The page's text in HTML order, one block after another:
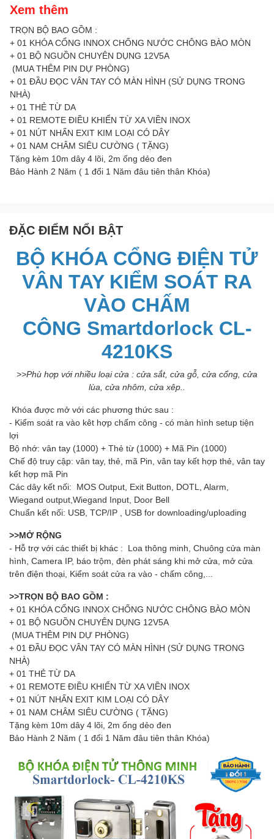
Xem thêm
TRỌN BỘ BAO GỒM :
+ 01 KHÓA CỔNG INNOX CHỐNG NƯỚC CHÔNG BÀO MÒN
+ 01 BỘ NGUỒN CHUYÊN DỤNG 12V5A
(MUA THÊM PIN DỰ PHÒNG)
+ 01 ĐẦU ĐỌC VÂN TAY CÓ MÀN HÌNH (SỬ DỤNG TRONG
NHÀ)
+ 01 THẺ TỪ DA
+ 01 REMOTE ĐIỀU KHIỂN TỪ XA VIỀN INOX
+ 01 NÚT NHẤN EXIT KIM LOẠI CÓ DÂY
+ 01 NAM CHÂM SIÊU CƯỜNG ( TẶNG)
Tặng kèm 10m dây 4 lõi, 2m ống dẻo đen
Bảo Hành 2 Năm ( 1 đổi 1 Năm đâu tiên thân Khóa)
ĐẶC ĐIỂM NỔI BẬT
BỘ KHÓA CỔNG ĐIỆN TỬ
VÂN TAY KIỂM SOÁT RA
VÀO CHẤM
CÔNG Smartdorlock CL-
4210KS
>>Phù hợp với nhiều loại cửa : cửa sắt, cửa gỗ, cửa cổng, cửa
lùa, cửa nhôm, cửa xêp..
Khóa được mở với các phương thức sau :
- Kiểm soát ra vào kêt hợp chấm công - có màn hình setup tiện
lợi
Bộ nhớ: vân tay (1000) + Thẻ từ (1000) + Mã Pin (1000)
Chế độ truy cập: vân tay, thẻ, mã Pin, vân tay kết hợp thẻ, vân tay
kết hợp mã Pin
Các dây kết nối: MOS Output, Exit Button, DOTL, Alarm,
Wiegand output,Wiegand Input, Door Bell
Chuẩn kết nối: USB, TCP/IP , USB for downloading/uploading
>>MỞ RỘNG
- Hỗ trợ với các thiết bị khác : Loa thông minh, Chuông cửa màn
hình, Camera IP, báo trộm, đèn phát sáng khi mở cửa, mở cửa
trên điện thoại, Kiểm soát cửa ra vào - chấm công,...
>>TRỌN BỘ BAO GỒM :
+ 01 KHÓA CỔNG INNOX CHỐNG NƯỚC CHÔNG BÀO MÒN
+ 01 BỘ NGUỒN CHUYÊN DỤNG 12V5A
(MUA THÊM PIN DỰ PHÒNG)
+ 01 ĐẦU ĐỌC VÂN TAY CÓ MÀN HÌNH (SỬ DỤNG TRONG
NHÀ)
+ 01 THẺ TỪ DA
+ 01 REMOTE ĐIỀU KHIỂN TỪ XA VIỀN INOX
+ 01 NÚT NHẤN EXIT KIM LOẠI CÓ DÂY
+ 01 NAM CHÂM SIÊU CƯỜNG ( TẶNG)
Tặng kèm 10m dây 4 lõi, 2m ống dẻo đen
Bảo Hành 2 Năm ( 1 đổi 1 Năm đâu tiên thân Khóa)